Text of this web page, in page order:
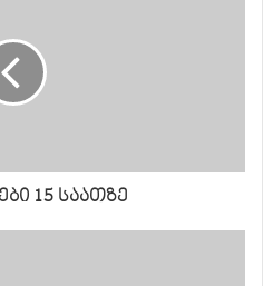
15 საათზე